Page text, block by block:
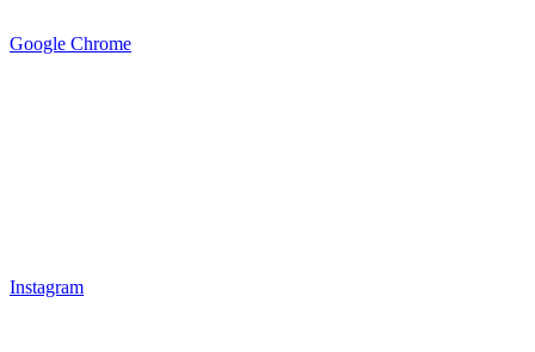
Google Chrome
Instagram